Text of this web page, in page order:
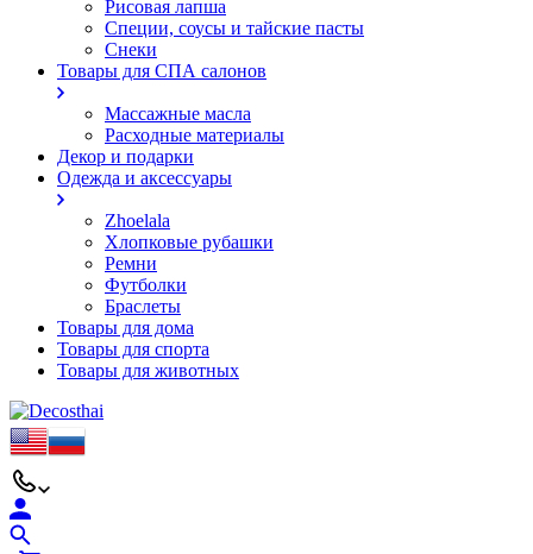
Рисовая лапша
Специи, соусы и тайские пасты
Снеки
Товары для СПА салонов
Массажные масла
Расходные материалы
Декор и подарки
Одежда и аксессуары
Zhoelala
Хлопковые рубашки
Ремни
Футболки
Браслеты
Товары для дома
Товары для спорта
Товары для животных